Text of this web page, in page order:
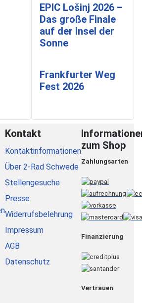
EPIC Lošinj 2026 –
Das große Finale
auf der Insel der
Sonne
Frankfurter Weg
Fest 2026
Kontakt
Kontaktinformationen
Über 2-Rad Schwede
Stellengesuche
Presse
Widerrufsbelehrung
Impressum
AGB
Datenschutz
zum Shop
Zahlungsarten
Finanzierung
Vertrauen